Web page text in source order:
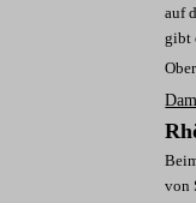
auf
gibt
von